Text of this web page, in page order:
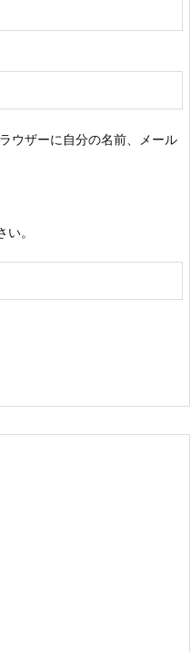
ウザーに自分の名前、メール
。